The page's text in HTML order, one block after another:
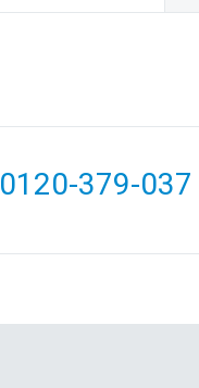
0120-379-037